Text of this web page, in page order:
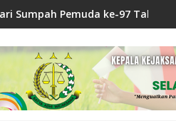
Sumpah Pemuda ke-97 Tahun